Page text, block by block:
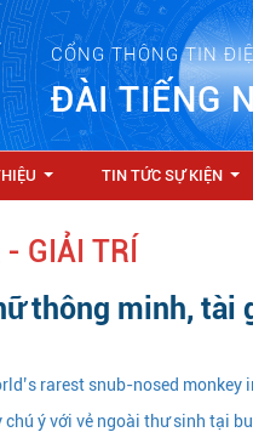
CỔNG THÔNG TIN
ĐÀI TIẾNG
TIN TỨC SỰ KIỆN
GIẢI TRÍ
thông minh, tài
rarest snub-nosed monkey
chú ý với vẻ ngoài thư sinh tại